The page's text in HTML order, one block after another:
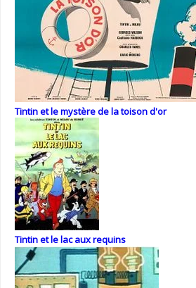
Tintin et le mystère de la toison d'or
Tintin et le lac aux requins